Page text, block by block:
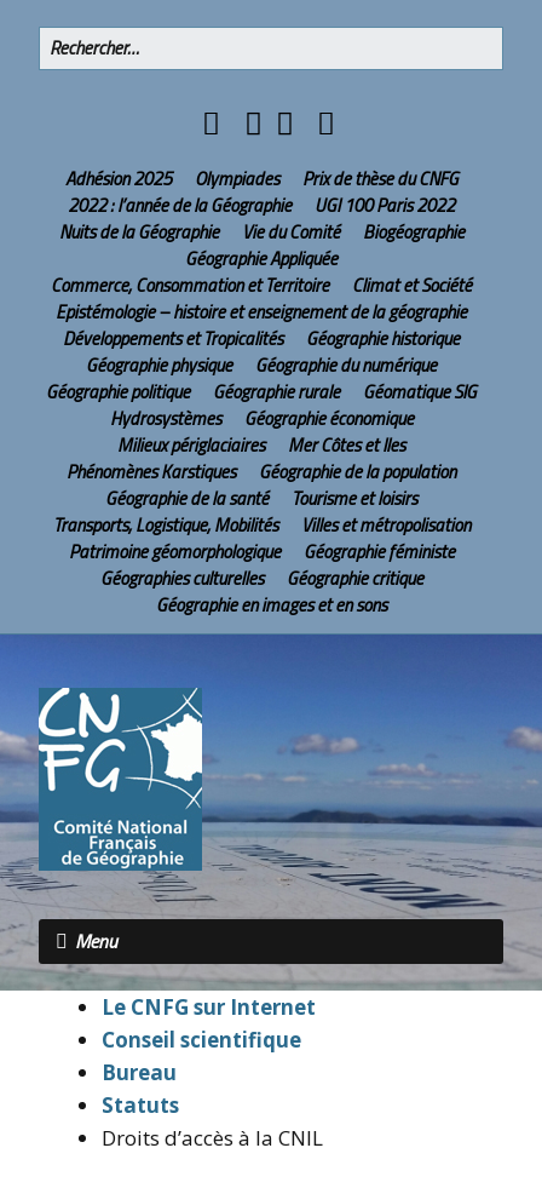
Adhésion 2025 Olympiades
Prix de thèse du CNFG
2022 : l’année de la Géographie
UGI 100 Paris 2022
Nuits de la Géographie
Vie du Comité
Biogéographie
Géographie Appliquée
Commerce, Consommation et Territoire
Climat et Société
Epistémologie – histoire et enseignement de la géographie
Développements et Tropicalités
Géographie historique
Géographie physique
Géographie du numérique
Géographie politique
Géographie rurale
Géomatique SIG
Hydrosystèmes
Géographie économique
Milieux périglaciaires
Mer Côtes et Iles
Phénomènes Karstiques
Géographie de la population
Géographie de la santé
Tourisme et loisirs
Transports, Logistique, Mobilités
Villes et métropolisation
Patrimoine géomorphologique
Géographie féministe
Géographies culturelles
Géographie critique
Géographie en images et en sons
Menu
Le CNFG sur Internet
Conseil scientifique
Bureau
Statuts
Droits d’accès à la CNIL